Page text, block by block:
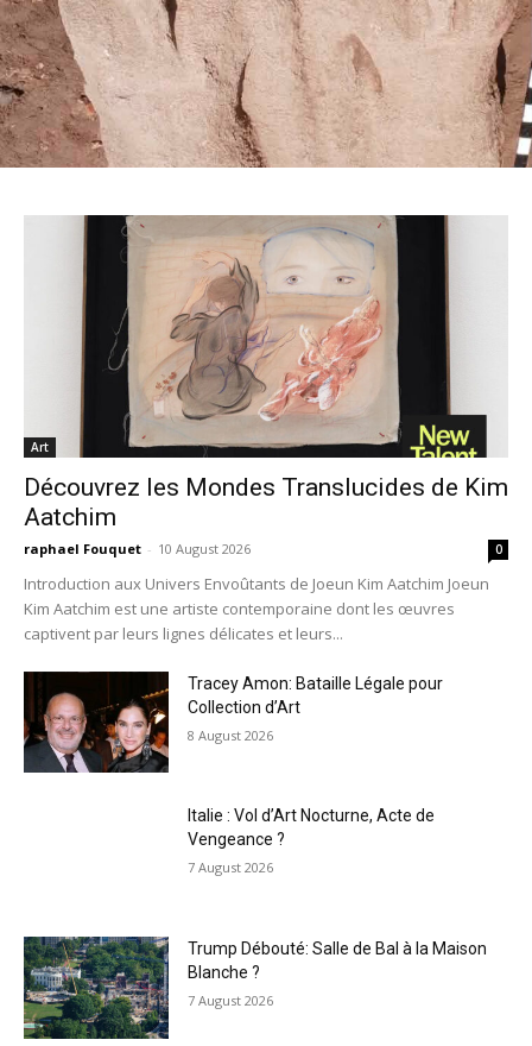
Art
Découvrez les Mondes Translucides de Kim
Aatchim
raphael Fouquet - 10 August 2026 0
Introduction aux Univers Envoûtants de Joeun Kim Aatchim Joeun
Kim Aatchim est une artiste contemporaine dont les œuvres
captivent par leurs lignes délicates et leurs...
Tracey Amon: Bataille Légale pour
Collection d’Art
8 August 2026
Italie : Vol d’Art Nocturne, Acte de
Vengeance ?
7 August 2026
Trump Débouté: Salle de Bal à la Maison
Blanche ?
7 August 2026